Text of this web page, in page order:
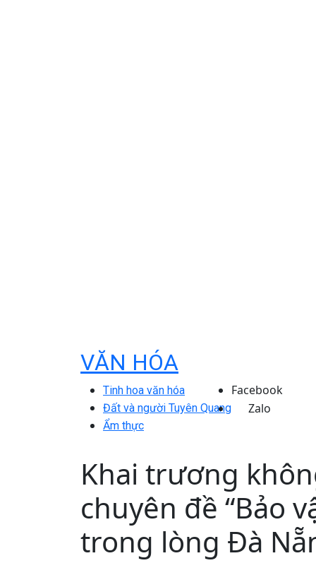
VĂN HÓA
Tinh hoa văn hóa
Đất và người Tuyên Quang
Ẩm thực
Facebook
Zalo
Khai trương
chuyên đề “Bảo
trong lòng Đà